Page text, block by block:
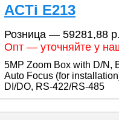
ACTi E213
Розница — 59281,88 р.
Опт — уточняйте у
5MP Zoom Box with D/N,
Auto Focus (for
DI/DO, RS-422/RS-485